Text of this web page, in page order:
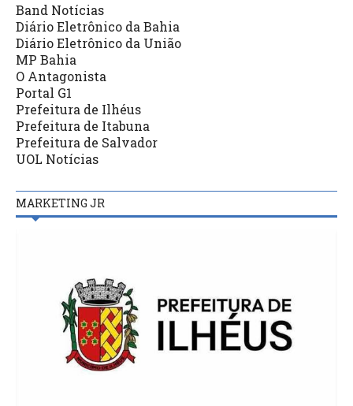
Band Notícias
Diário Eletrônico da Bahia
Diário Eletrônico da União
MP Bahia
O Antagonista
Portal G1
Prefeitura de Ilhéus
Prefeitura de Itabuna
Prefeitura de Salvador
UOL Notícias
MARKETING JR